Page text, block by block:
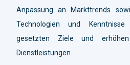
Anpassung an Markttrends
Technologien und
gesetzten Ziele und
Dienstleistungen.